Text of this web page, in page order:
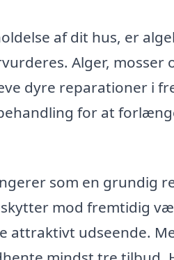
af dit hus, er
Alger, mosser
dyre reparationer i
for at
som en grundig
mod fremtidig
attraktivt udseende.